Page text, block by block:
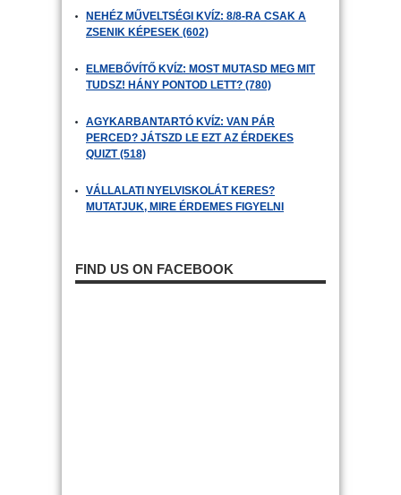
NEHÉZ MŰVELTSÉGI KVÍZ: 8/8-RA CSAK A
ZSENIK KÉPESEK (602)
ELMEBŐVÍTŐ KVÍZ: MOST MUTASD MEG MIT
TUDSZ! HÁNY PONTOD LETT? (780)
AGYKARBANTARTÓ KVÍZ: VAN PÁR
PERCED? JÁTSZD LE EZT AZ ÉRDEKES
QUIZT (518)
VÁLLALATI NYELVISKOLÁT KERES?
MUTATJUK, MIRE ÉRDEMES FIGYELNI
FIND US ON FACEBOOK